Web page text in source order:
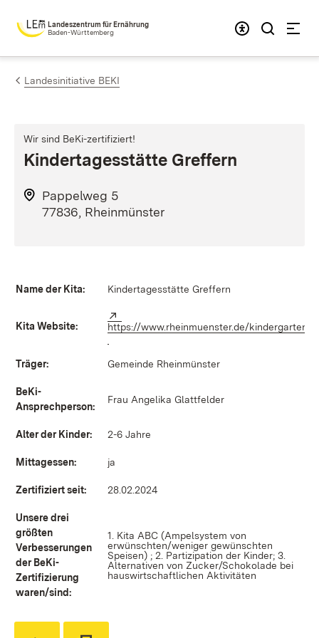
Zum Inhalt springen
Landeszentrum für Ernährung
Baden-Württemberg
Landesinitiative BEKI
Wir sind BeKi-zertifiziert!
Kindertagesstätte Greffern
Pappelweg 5
77836, Rheinmünster
Name der Kita: Kindertagesstätte Greffern
Kita Website:
https://www.rheinmuenster.de/kindergarten/
Träger: Gemeinde Rheinmünster
BeKi-
Ansprechperson:
Frau Angelika Glattfelder
Alter der Kinder: 2-6 Jahre
Mittagessen: ja
Zertifiziert seit: 28.02.2024
Unsere drei
größten
Verbesserungen
der BeKi-
Zertifizierung
waren/sind:
1. Kita ABC (Ampelsystem von
erwünschten/weniger gewünschten
Speisen) ; 2. Partizipation der Kinder; 3.
Alternativen von Zucker/Schokolade bei
hauswirtschaftlichen Aktivitäten